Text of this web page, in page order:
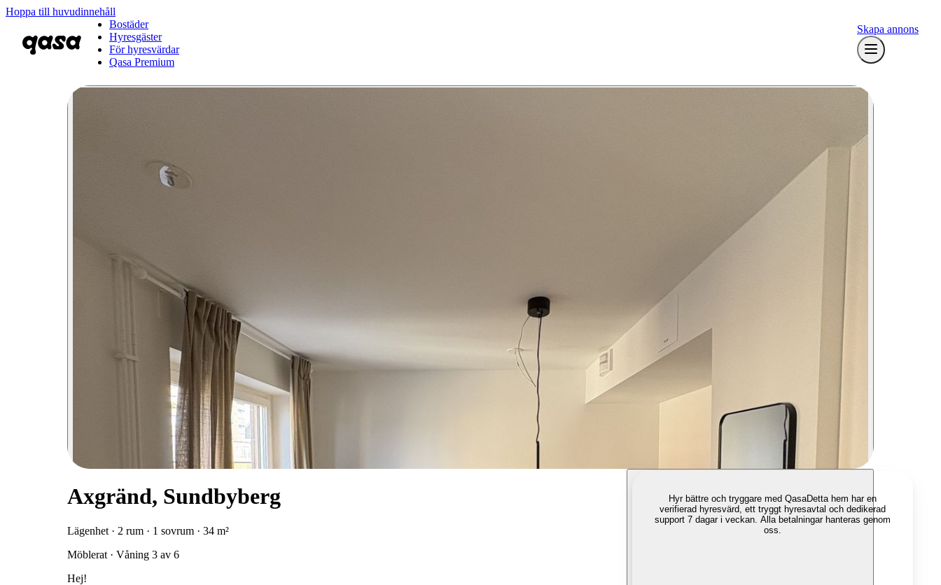
Hoppa till huvudinnehåll
Bostäder
Hyresgäster
För hyresvärdar
Qasa Premium
Skapa annons
Axgränd, Sundbyberg
Lägenhet · 2 rum · 1 sovrum · 34 m²
Möblerat · Våning 3 av 6
Hej!
Hyr bättre och tryggare med QasaDetta hem har en
verifierad hyresvärd, ett tryggt hyresavtal och dedikerad
support 7 dagar i veckan. Alla betalningar hanteras genom
oss.